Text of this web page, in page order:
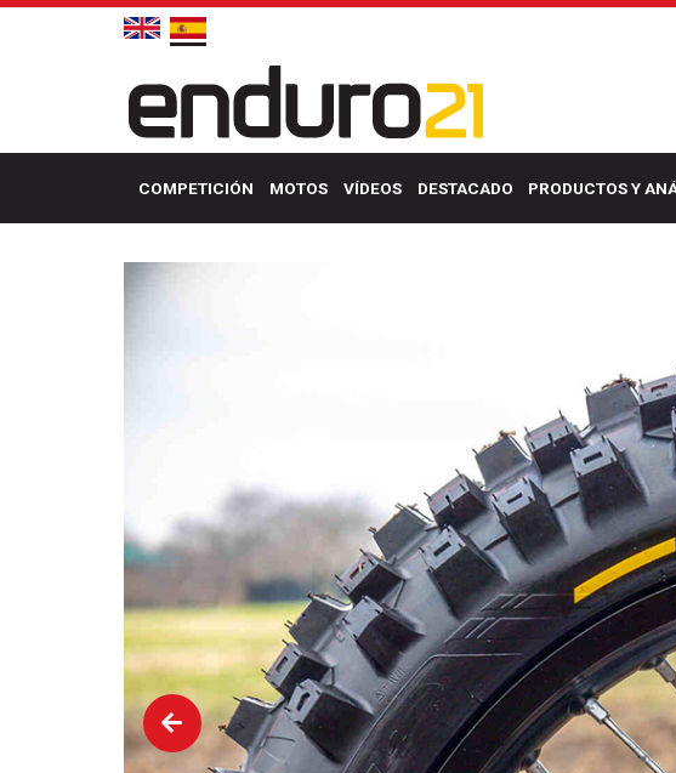
COMPETICIÓN MOTOS VÍDEOS DESTACADO PRODUCTOS Y